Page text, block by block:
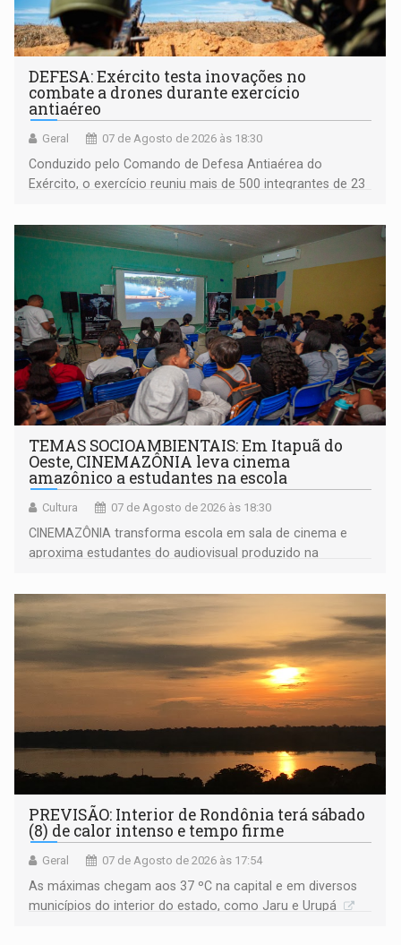
DEFESA: Exército testa inovações no
combate a drones durante exercício
antiaéreo
Geral 07 de Agosto de 2026 às 18:30
Conduzido pelo Comando de Defesa Antiaérea do
Exército, o exercício reuniu mais de 500 integrantes de 23
TEMAS SOCIOAMBIENTAIS: Em Itapuã do
Oeste, CINEMAZÔNIA leva cinema
amazônico a estudantes na escola
Cultura 07 de Agosto de 2026 às 18:30
CINEMAZÔNIA transforma escola em sala de cinema e
aproxima estudantes do audiovisual produzido na
PREVISÃO: Interior de Rondônia terá sábado
(8) de calor intenso e tempo firme
Geral 07 de Agosto de 2026 às 17:54
As máximas chegam aos 37 ºC na capital e em diversos
municípios do interior do estado, como Jaru e Urupá